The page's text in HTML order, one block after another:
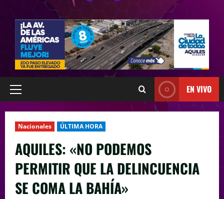
EN VIVO
Nacionales ÚLTIMA HORA
AQUILES: «NO PODEMOS
PERMITIR QUE LA DELINCUENCIA
SE COMA LA BAHÍA»